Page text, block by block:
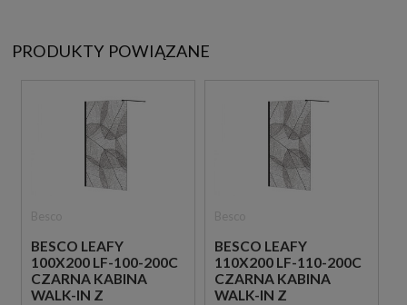
PRODUKTY POWIĄZANE
BESCO LEAFY
100X200 LF-100-200C
CZARNA KABINA
WALK-IN Z
BESCO LEAFY
110X200 LF-110-200C
CZARNA KABINA
WALK-IN Z